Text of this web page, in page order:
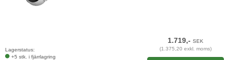
Lagerstatus:
+5 stk. i fjärrlagring
1.719,-SEK
(1.375,20 exkl. moms)